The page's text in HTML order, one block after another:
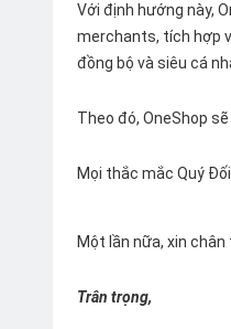
Với định hướng này,
merchants, tích hợp
đồng bộ và siêu cá
Theo đó, OneShop
Mọi thắc mắc Quý
Một lần nữa, xin
Trân trọng,